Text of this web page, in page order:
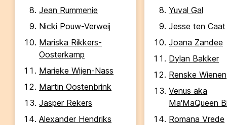
Jean Rummenie
Nicki Pouw-Verweij
Mariska Rikkers-
Oosterkamp
Marieke Wijen-Nass
Martin Oostenbrink
Jasper Rekers
Alexander Hendriks
Yuval Gal
Jesse ten Caat
Joana Zandee
Dylan Bakker
Renske Wienen
Venus aka
Ma'MaQueen
Romana Vrede